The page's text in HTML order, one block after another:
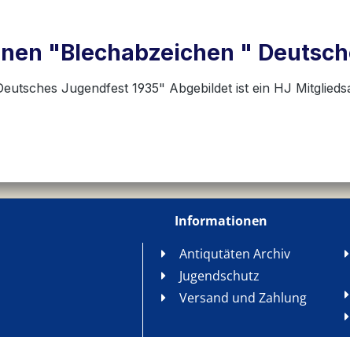
"Blechabzeichen "
Jugendfest 1935" Abgebildet ist ein HJ
Informationen
Antiqutäten Archiv
Jugendschutz
Versand und Zahlung